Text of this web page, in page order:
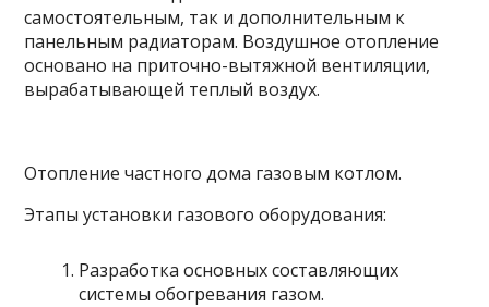
самостоятельным, так и дополнительным к
панельным радиаторам. Воздушное отопление
основано на приточно-вытяжной вентиляции,
вырабатывающей теплый воздух.
Отопление частного дома газовым котлом.
Этапы установки газового оборудования:
Разработка основных составляющих
системы обогревания газом.